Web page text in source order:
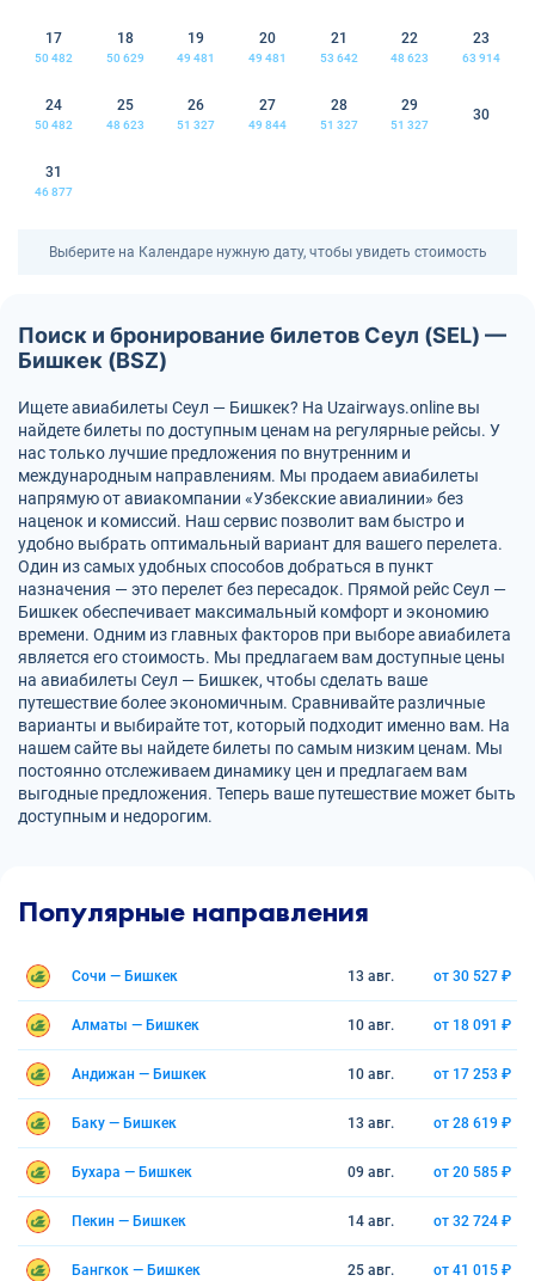
17
50 482
18
50 629
19
49 481
20
49 481
21
53 642
22
48 623
23
63 914
24
50 482
25
48 623
26
51 327
27
49 844
28
51 327
29
51 327
30
31
46 877
Выберите на Календаре нужную дату, чтобы увидеть стоимость
Поиск и бронирование билетов Сеул (SEL) —
Бишкек (BSZ)
Ищете авиабилеты Сеул — Бишкек? На Uzairways.online вы
найдете билеты по доступным ценам на регулярные рейсы. У
нас только лучшие предложения по внутренним и
международным направлениям. Мы продаем авиабилеты
напрямую от авиакомпании «Узбекские авиалинии» без
наценок и комиссий. Наш сервис позволит вам быстро и
удобно выбрать оптимальный вариант для вашего перелета.
Один из самых удобных способов добраться в пункт
назначения — это перелет без пересадок. Прямой рейс Сеул —
Бишкек обеспечивает максимальный комфорт и экономию
времени. Одним из главных факторов при выборе авиабилета
является его стоимость. Мы предлагаем вам доступные цены
на авиабилеты Сеул — Бишкек, чтобы сделать ваше
путешествие более экономичным. Сравнивайте различные
варианты и выбирайте тот, который подходит именно вам. На
нашем сайте вы найдете билеты по самым низким ценам. Мы
постоянно отслеживаем динамику цен и предлагаем вам
выгодные предложения. Теперь ваше путешествие может быть
доступным и недорогим.
Популярные направления
Сочи — Бишкек 13 авг. от 30 527 ₽
Алматы — Бишкек 10 авг. от 18 091 ₽
Андижан — Бишкек 10 авг. от 17 253 ₽
Баку — Бишкек 13 авг. от 28 619 ₽
Бухара — Бишкек 09 авг. от 20 585 ₽
Пекин — Бишкек 14 авг. от 32 724 ₽
Бангкок — Бишкек 25 авг. от 41 015 ₽